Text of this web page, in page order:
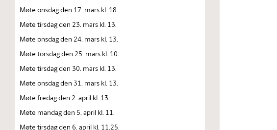
Møte onsdag den 17. mars kl. 18.
Møte tirsdag den 23. mars kl. 13.
Møte onsdag den 24. mars kl. 13.
Møte torsdag den 25. mars kl. 10.
Møte tirsdag den 30. mars kl. 13.
Møte onsdag den 31. mars kl. 13.
Møte fredag den 2. april kl. 13.
Møte mandag den 5. april kl. 11.
Møte tirsdag den 6. april kl. 11.25.